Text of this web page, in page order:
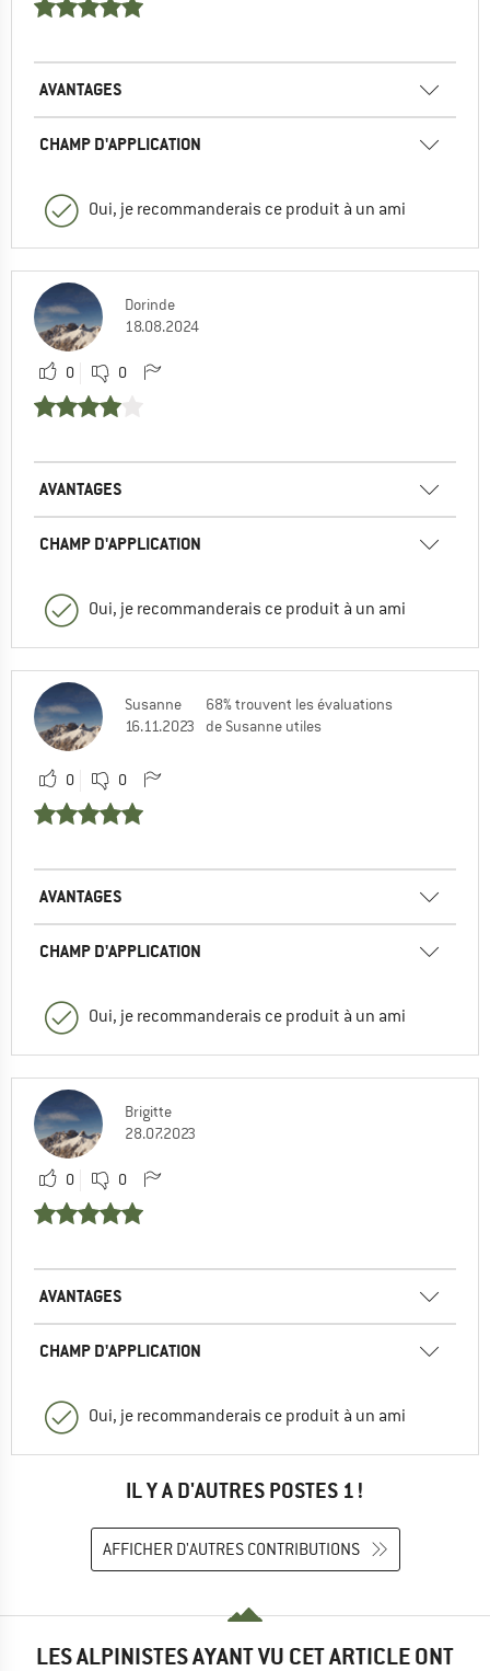
AVANTAGES
CHAMP D'APPLICATION
Oui, je recommanderais ce produit à un ami
Dorinde
18.08.2024
0 0
AVANTAGES
CHAMP D'APPLICATION
Oui, je recommanderais ce produit à un ami
Susanne
16.11.2023
68% trouvent les évaluations
de Susanne utiles
0 0
AVANTAGES
CHAMP D'APPLICATION
Oui, je recommanderais ce produit à un ami
Brigitte
28.07.2023
0 0
AVANTAGES
CHAMP D'APPLICATION
Oui, je recommanderais ce produit à un ami
IL Y A D'AUTRES POSTES 1 !
AFFICHER D'AUTRES CONTRIBUTIONS
LES ALPINISTES AYANT VU CET ARTICLE ONT